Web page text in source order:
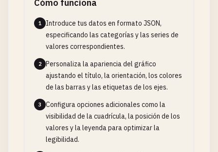
Cómo funciona
1
Introduce tus datos en formato JSON,
especificando las categorías y las series de
valores correspondientes.
2
Personaliza la apariencia del gráfico
ajustando el título, la orientación, los colores
de las barras y las etiquetas de los ejes.
3
Configura opciones adicionales como la
visibilidad de la cuadrícula, la posición de los
valores y la leyenda para optimizar la
legibilidad.